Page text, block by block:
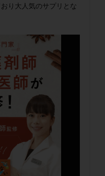
り大人気のサプリとな